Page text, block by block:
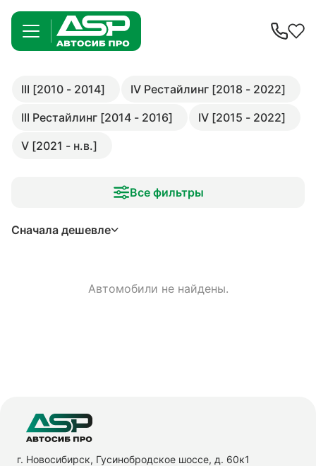
III [2010 - 2014]
IV Рестайлинг [2018 - 2022]
III Рестайлинг [2014 - 2016]
IV [2015 - 2022]
V [2021 - н.в.]
Все фильтры
Сначала дешевле
Автомобили не найдены.
г. Новосибирск, Гусинобродское шоссе, д. 60к1